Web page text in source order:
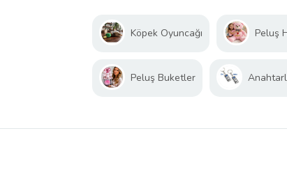
Köpek Oyuncağı Peluş
Peluş Buketler